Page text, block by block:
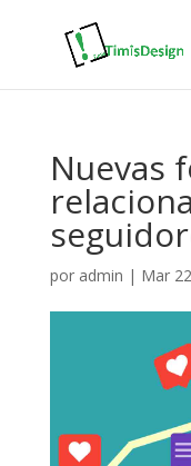
Nuevas
por admin | Mar